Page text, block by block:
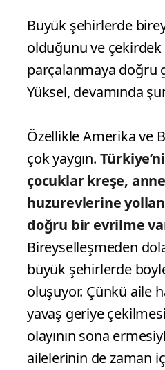
Büyük şehirlerde
olduğunu ve
parçalanmaya doğru
Yüksel, devamında
Özellikle Amerika ve
çok yaygın.
çocuklar kreşe,
huzurevlerine
doğru bir evrilme
Bireyselleşmeden
büyük şehirlerde
oluşuyor. Çünkü aile
yavaş geriye
olayının sona
ailelerinin de zaman